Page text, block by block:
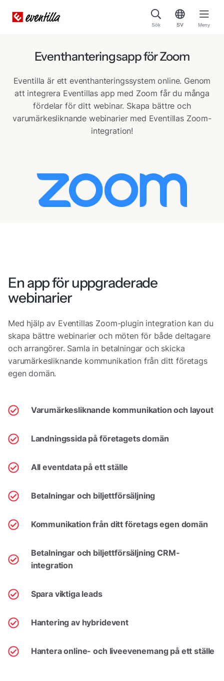
Sök SV Meny
Eventhanteringsapp för Zoom
Eventilla är ett eventhanteringssystem online. Genom
att integrera Eventillas app med Zoom får du många
fördelar för ditt webinar. Skapa bättre och
varumärkesliknande webinarier med Eventillas Zoom-
integration!
En app för uppgraderade
webinarier
Med hjälp av Eventillas Zoom-plugin integration kan du
skapa bättre webinarier och möten för både deltagare
och arrangörer. Samla in betalningar och skicka
varumärkesliknande kommunikation från ditt företags
egen domän.
Varumärkesliknande kommunikation och layout
Landningssida på företagets domän
All eventdata på ett ställe
Betalningar och biljettförsäljning
Kommunikation från ditt företags egen domän
Betalningar och biljettförsäljning CRM-
integration
Spara viktiga leads
Hantering av hybridevent
Hantera online- och liveevenemang på ett ställe